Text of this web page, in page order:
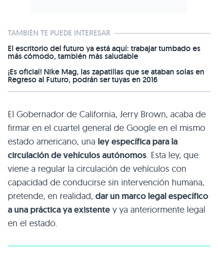
TAMBIÉN TE PUEDE INTERESAR
El escritorio del futuro ya está aquí: trabajar tumbado es
más cómodo, también más saludable
¡Es oficial! Nike Mag, las zapatillas que se ataban solas en
Regreso al Futuro, podrán ser tuyas en 2016
El Gobernador de California, Jerry Brown, acaba de
firmar en el cuartel general de Google en el mismo
estado americano, una ley específica para la
circulación de vehículos autónomos. Esta ley, que
viene a regular la circulación de vehículos con
capacidad de conducirse sin intervención humana,
pretende, en realidad, dar un marco legal específico
a una práctica ya existente y ya anteriormente legal
en el estado.